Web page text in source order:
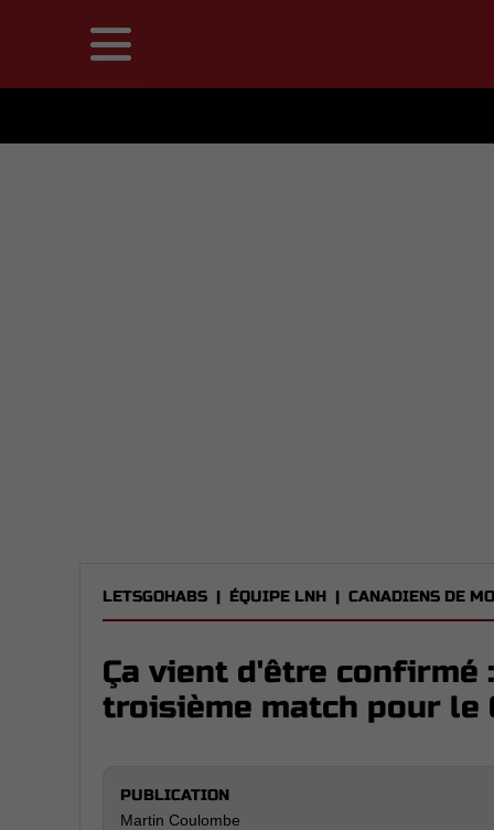
LETSGOHABS | ÉQUIPE LNH | CANADIENS DE
Ça vient d'être confirmé
troisième match pour le
PUBLICATION
Martin Coulombe